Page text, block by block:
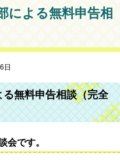
による無料申告相
日
無料申告相談（完全
会です。